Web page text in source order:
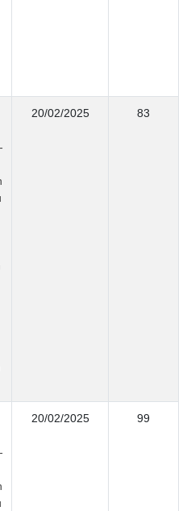
20/02/2025 83
20/02/2025 99